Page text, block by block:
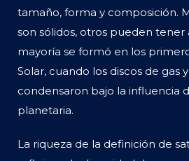
tamaño, forma y composición.
son sólidos, otros pueden tener
mayoría se formó en los
Solar, cuando los discos de gas
condensaron bajo la influencia
planetaria.
La riqueza de la definición de